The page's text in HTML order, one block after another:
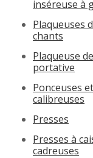
inséreuse à
Plaqueuses
chants
Plaqueuse
portative
Ponceuses et
calibreuses
Presses
Presses à
cadreuses